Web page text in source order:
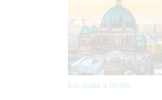
buscas es
diferente pero
Además nosotros nos
todas tus necesidades
material y la información
queestas vacaciones
puedas tener! Así que
y,¡Sólo disfruta!
Escápate a Berlín